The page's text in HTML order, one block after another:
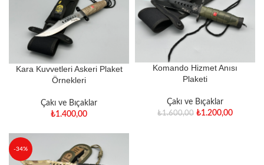
Kara Kuvvetleri Askeri Plaket
Örnekleri
Çakı ve Bıçaklar
₺1.400,00
Komando Hizmet Anısı
Plaketi
Çakı ve Bıçaklar
₺1.600,00 ₺1.200,00
-34%